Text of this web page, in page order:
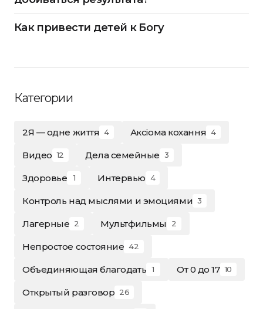
Как привести детей к Богу
Категории
2Я — одне життя 4 Аксіома кохання 4
Видео 12 Дела семейные 3
Здоровье 1 Интервью 4
Контроль над мыслями и эмоциями 3
Лагерные 2 Мультфильмы 2
Непростое состояние 42
Объединяющая благодать 1 От 0 до 17 10
Открытый разговор 26